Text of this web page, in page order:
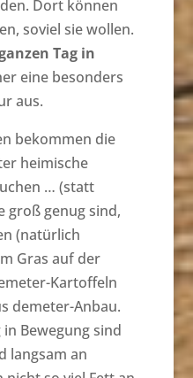
Dort können
soviel sie wollen.
Tag in
eine besonders
aus.
bekommen die
heimische
… (statt
groß genug sind,
(natürlich
Gras auf der
Kartoffeln
demeter-Anbau.
in Bewegung sind
langsam an